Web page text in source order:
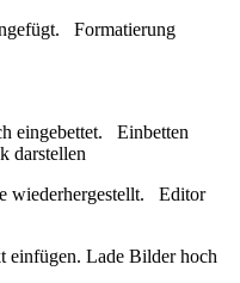
Formatierung
eingebettet. Einbetten
darstellen
wiederhergestellt. Editor
einfügen. Lade Bilder hoch